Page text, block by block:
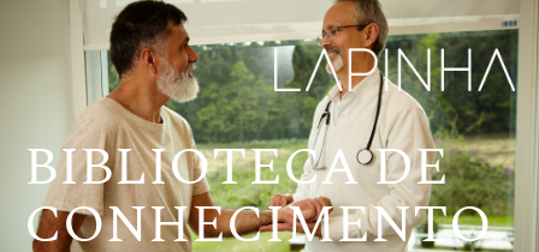
BIBLIOTECA DE
CONHECIMENTO